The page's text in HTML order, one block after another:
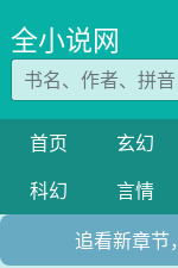
全小说网
首页 玄幻
科幻
言情
追看新章节